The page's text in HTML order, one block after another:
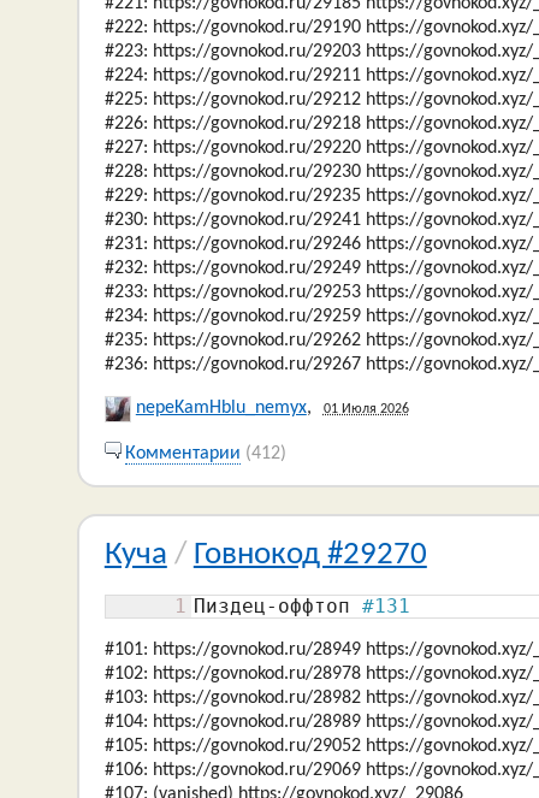
#222: https://govnokod.ru/29190 https://govnokod.xyz/
#223: https://govnokod.ru/29203 https://govnokod.xyz/
#224: https://govnokod.ru/29211 https://govnokod.xyz/
#225: https://govnokod.ru/29212 https://govnokod.xyz/
#226: https://govnokod.ru/29218 https://govnokod.xyz/
#227: https://govnokod.ru/29220 https://govnokod.xyz/
#228: https://govnokod.ru/29230 https://govnokod.xyz/
#229: https://govnokod.ru/29235 https://govnokod.xyz/
#230: https://govnokod.ru/29241 https://govnokod.xyz/
#231: https://govnokod.ru/29246 https://govnokod.xyz/
#232: https://govnokod.ru/29249 https://govnokod.xyz/
#233: https://govnokod.ru/29253 https://govnokod.xyz/
#234: https://govnokod.ru/29259 https://govnokod.xyz/
#235: https://govnokod.ru/29262 https://govnokod.xyz/
#236: https://govnokod.ru/29267 https://govnokod.xyz/
nepeKamHblu_nemyx, 01 Июля 2026
Комментарии (412)
Куча / Говнокод #29270
1 Пиздец-оффтоп #131
#101: https://govnokod.ru/28949 https://govnokod.xyz/
#102: https://govnokod.ru/28978 https://govnokod.xyz/
#103: https://govnokod.ru/28982 https://govnokod.xyz/
#104: https://govnokod.ru/28989 https://govnokod.xyz/
#105: https://govnokod.ru/29052 https://govnokod.xyz/
#106: https://govnokod.ru/29069 https://govnokod.xyz/